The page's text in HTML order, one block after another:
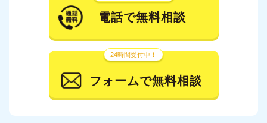
電話で無料相談
24時間受付中！
フォームで無料相談